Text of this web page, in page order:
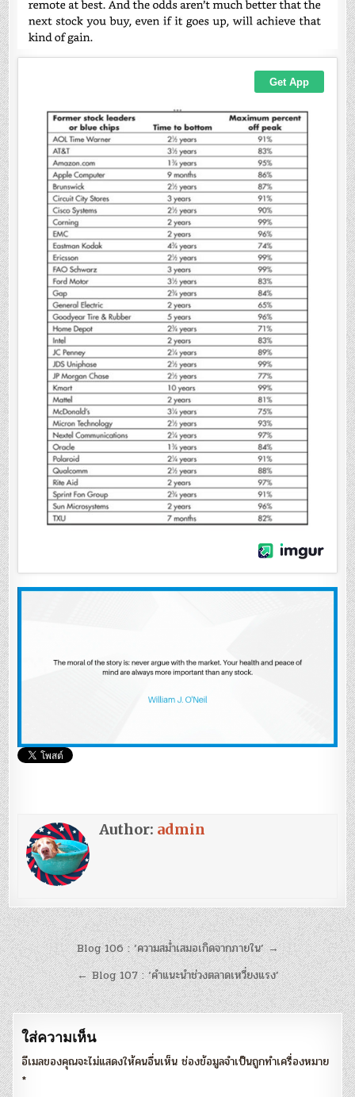
Author: admin
แนะแนว
เรื่อง
Blog 106 : ‘ความสม่ำเสมอเกิดจากภายใน’ →
← Blog 107 : ‘คำแนะนำช่วงตลาดเหวี่ยงแรง’
ใส่ความเห็น
อีเมลของคุณจะไม่แสดงให้คนอื่นเห็น ช่องข้อมูลจำเป็นถูกทำเครื่องหมาย
*